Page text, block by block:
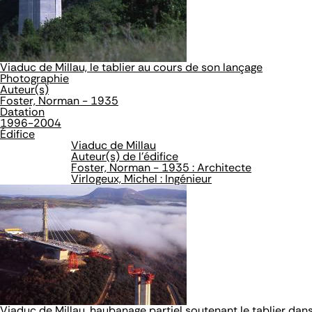
Viaduc de Millau, le tablier au cours de son lançage
Photographie
Auteur(s)
Foster, Norman - 1935
Datation
1996-2004
Édifice
Viaduc de Millau
Auteur(s) de l'édifice
Foster, Norman - 1935 : Architecte
Virlogeux, Michel : Ingénieur